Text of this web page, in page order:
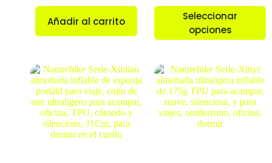
Añadir al carrito
Seleccionar
opciones